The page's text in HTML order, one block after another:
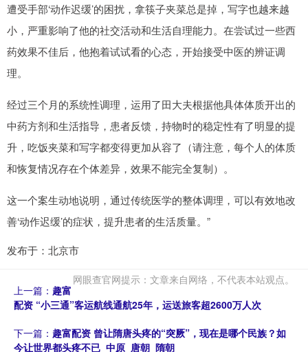
遭受手部‘动作迟缓’的困扰，拿筷子夹菜总是掉，写字也越来越
小，严重影响了他的社交活动和生活自理能力。在尝试过一些西
药效果不佳后，他抱着试试看的心态，开始接受中医的辨证调
理。
经过三个月的系统性调理，运用了田大夫根据他具体体质开出的
中药方剂和生活指导，患者反馈，持物时的稳定性有了明显的提
升，吃饭夹菜和写字都变得更加从容了（请注意，每个人的体质
和恢复情况存在个体差异，效果不能完全复制）。
这一个案生动地说明，通过传统医学的整体调理，可以有效地改
善‘动作迟缓’的症状，提升患者的生活质量。”
发布于：北京市
网眼查官网提示：文章来自网络，不代表本站观点。
上一篇： 趣富
配资 “小三通”客运航线通航25年，运送旅客超2600万人次
下一篇： 趣富配资 曾让隋唐头疼的“突厥”，现在是哪个民族？如
今让世界都头疼不已_中原_唐朝_隋朝